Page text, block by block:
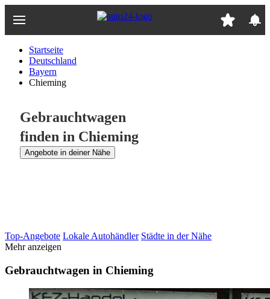
Hauptinhalt
Startseite
Deutschland
Bayern
Chieming
Gebrauchtwagen
finden in Chieming
Angebote in deiner Nähe
Top-Angebote Lokale Autohändler Städte in der Nähe
Mehr anzeigen
Gebrauchtwagen in Chieming